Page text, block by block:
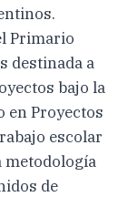
Primario
destinada a
bajo la
en Proyectos
escolar
metodología
de